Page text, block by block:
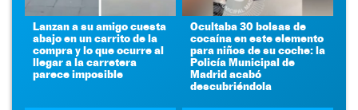
Lanzan a su amigo cuesta
abajo en un carrito de la
compra y lo que ocurre al
llegar a la carretera
parece imposible
Ocultaba 30 bolsas de
cocaína en este elemento
para niños de su coche: la
Policía Municipal de
Madrid acabó
descubriéndola